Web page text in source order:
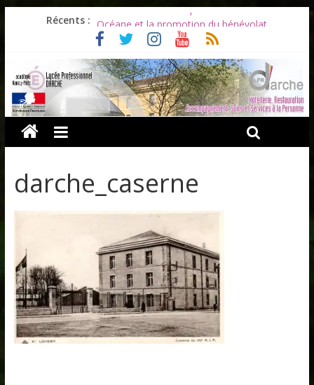
Récents :
Les ULiS en haut du podium
Océane et la promotion du bénévolat
Bonnes vacances à tous !
Infos rentrée septembre 2026
Soirée d’adieux au Lycée Darche
darche_caserne